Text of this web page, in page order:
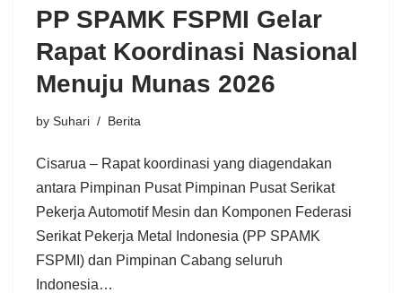
PP SPAMK FSPMI Gelar
Rapat Koordinasi Nasional
Menuju Munas 2026
by Suhari Berita
Cisarua – Rapat koordinasi yang diagendakan
antara Pimpinan Pusat Pimpinan Pusat Serikat
Pekerja Automotif Mesin dan Komponen Federasi
Serikat Pekerja Metal Indonesia (PP SPAMK
FSPMI) dan Pimpinan Cabang seluruh
Indonesia…